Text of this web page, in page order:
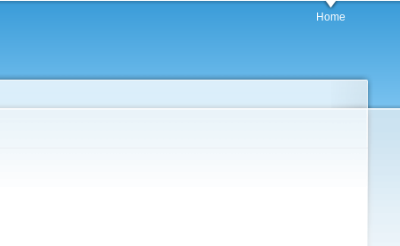
Home